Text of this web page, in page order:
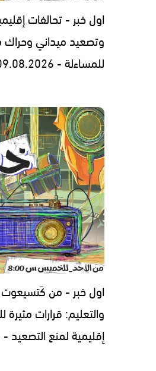
اول خبر - تحالفات
وتصعيد ميداني
للمساءلة - 09.08.2026
اول خبر - من كَتسيعوت
والتعليم: قرارات
إقليمية لمنع التصعيد - 03.08.2026